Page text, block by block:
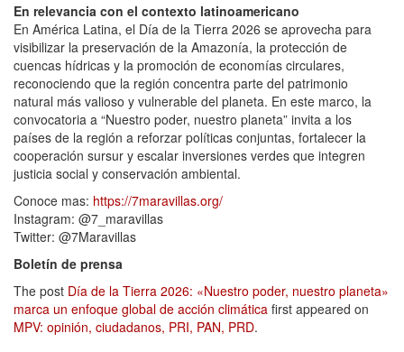
En relevancia con el contexto latinoamericano
En América Latina, el Día de la Tierra 2026 se aprovecha para
visibilizar la preservación de la Amazonía, la protección de
cuencas hídricas y la promoción de economías circulares,
reconociendo que la región concentra parte del patrimonio
natural más valioso y vulnerable del planeta. En este marco, la
convocatoria a “Nuestro poder, nuestro planeta” invita a los
países de la región a reforzar políticas conjuntas, fortalecer la
cooperación sursur y escalar inversiones verdes que integren
justicia social y conservación ambiental.
Conoce mas: https://7maravillas.org/
Instagram: @7_maravillas
Twitter: @7Maravillas
Boletín de prensa
The post Día de la Tierra 2026: «Nuestro poder, nuestro planeta»
marca un enfoque global de acción climática first appeared on
MPV: opinión, ciudadanos, PRI, PAN, PRD.